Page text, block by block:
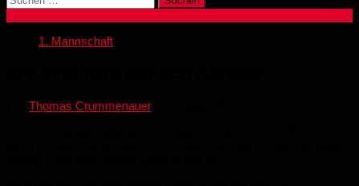
nach:
1. Mannschaft
Thomas Crummenauer